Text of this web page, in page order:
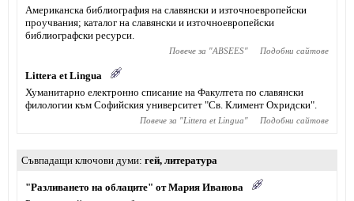
Американска библиография на славянски и източноевропейски
проучвания; каталог на славянски и източноевропейски
библиографски ресурси.
Повече за "ABSEES" Подобни сайтове
Littera et Lingua
Хуманитарно електронно списание на Факултета по славянски
филологии към Софийския университет "Св. Климент Охридски".
Повече за "Littera et Lingua" Подобни сайтове
Съвпадащи ключови думи гей, литература
"Разливането на облаците" от Мария Иванова